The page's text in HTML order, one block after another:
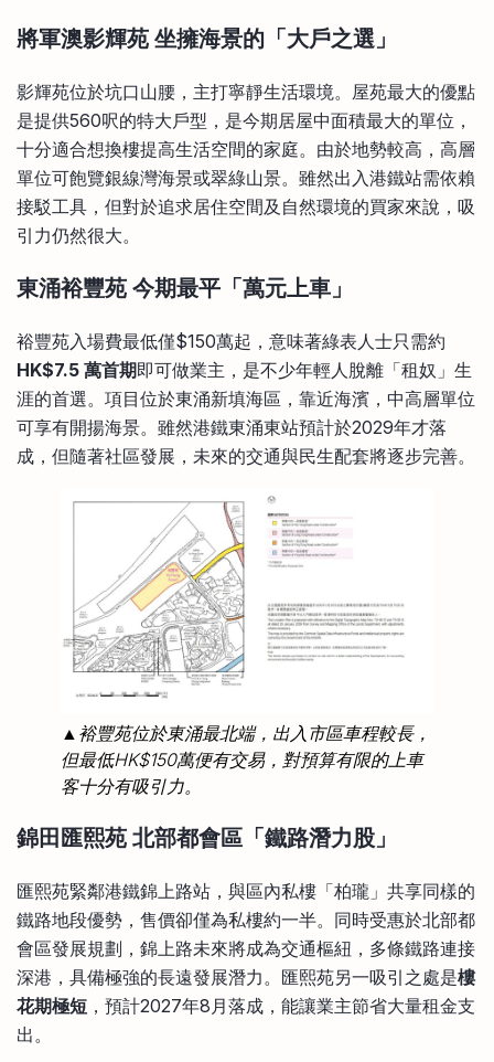
將軍澳影輝苑 坐擁海景的「大戶之選」
影輝苑位於坑口山腰，主打寧靜生活環境。屋苑最大的優點
是提供560呎的特大戶型，是今期居屋中面積最大的單位，
十分適合想換樓提高生活空間的家庭。由於地勢較高，高層
單位可飽覽銀線灣海景或翠綠山景。雖然出入港鐵站需依賴
接駁工具，但對於追求居住空間及自然環境的買家來說，吸
引力仍然很大。
東涌裕豐苑 今期最平「萬元上車」
裕豐苑入場費最低僅$150萬起，意味著綠表人士只需約
HK$7.5 萬首期即可做業主，是不少年輕人脫離「租奴」生
涯的首選。項目位於東涌新填海區，靠近海濱，中高層單位
可享有開揚海景。雖然港鐵東涌東站預計於2029年才落
成，但隨著社區發展，未來的交通與民生配套將逐步完善。
▲裕豐苑位於東涌最北端，出入市區車程較長，
但最低HK$150萬便有交易，對預算有限的上車
客十分有吸引力。
錦田匯熙苑 北部都會區「鐵路潛力股」
匯熙苑緊鄰港鐵錦上路站，與區內私樓「柏瓏」共享同樣的
鐵路地段優勢，售價卻僅為私樓約一半。同時受惠於北部都
會區發展規劃，錦上路未來將成為交通樞紐，多條鐵路連接
深港，具備極強的長遠發展潛力。匯熙苑另一吸引之處是樓
花期極短 ，預計2027年8月落成，能讓業主節省大量租金支
出。